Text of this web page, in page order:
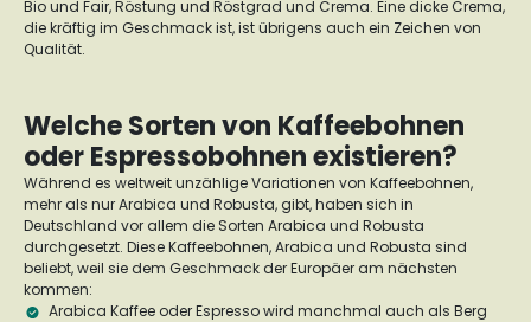
Bio und Fair, Röstung und Röstgrad und Crema. Eine dicke Crema,
die kräftig im Geschmack ist, ist übrigens auch ein Zeichen von
Qualität.
Welche Sorten von Kaffeebohnen
oder Espressobohnen existieren?
Während es weltweit unzählige Variationen von Kaffeebohnen,
mehr als nur Arabica und Robusta, gibt, haben sich in
Deutschland vor allem die Sorten Arabica und Robusta
durchgesetzt. Diese Kaffeebohnen, Arabica und Robusta sind
beliebt, weil sie dem Geschmack der Europäer am nächsten
kommen:
Arabica Kaffee oder Espresso wird manchmal auch als Berg